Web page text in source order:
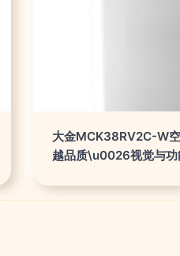
大金MCK38RV2C-W
越品质\u0026视觉与功